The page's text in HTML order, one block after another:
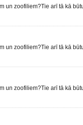
un zoofiliem?Tie arī tā kā
un zoofiliem?Tie arī tā kā
un zoofiliem?Tie arī tā kā